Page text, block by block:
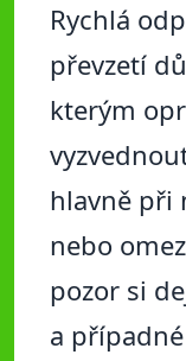
Rychlá
převzetí
kterým
hlavně při
nebo
pozor si
a